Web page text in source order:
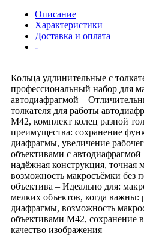
Описание
Характеристики
Доставка и оплата
-
Кольца удлинительные с
профессиональный набор для
автодиафрагмой –
толкателя для работы
М42, комплект колец разной
преимущества: сохранение
диафрагмы, увеличение
объективами с
надёжная конструкция, точная
возможность макросъёмки без
объектива – Идеально для:
мелких объектов, когда важны:
диафрагмы, возможность
объективами М42, сохранение
качество изображения